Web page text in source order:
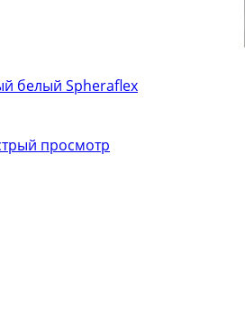
белый Spheraflex
просмотр